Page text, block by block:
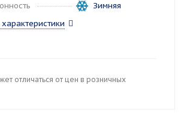
Зимняя
отличаться от цен в розничных